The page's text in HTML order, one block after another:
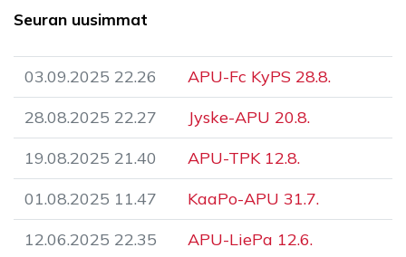
Seuran uusimmat
03.09.2025 22.26
APU-Fc KyPS 28.8.
28.08.2025 22.27
Jyske-APU 20.8.
19.08.2025 21.40
APU-TPK 12.8.
01.08.2025 11.47
KaaPo-APU 31.7.
12.06.2025 22.35
APU-LiePa 12.6.